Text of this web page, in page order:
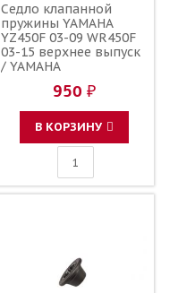
Седло клапанной
пружины YAMAHA
YZ450F 03-09 WR450F
03-15 верхнее выпуск
/ YAMAHA
950 ₽
В КОРЗИНУ